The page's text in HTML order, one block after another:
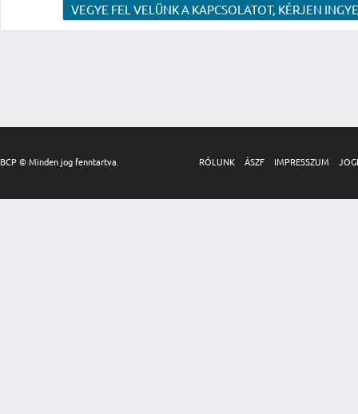
VEGYE FEL VELÜNK A KAPCSOLATOT, KÉRJEN
BCP © Minden jog fenntartva. RÓLUNK ÁSZF IMPRESSZUM